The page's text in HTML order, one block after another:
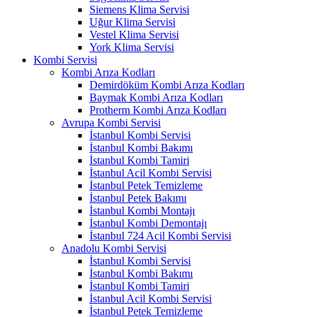
Siemens Klima Servisi
Uğur Klima Servisi
Vestel Klima Servisi
York Klima Servisi
Kombi Servisi
Kombi Arıza Kodları
Demirdöküm Kombi Arıza Kodları
Baymak Kombi Arıza Kodları
Protherm Kombi Arıza Kodları
Avrupa Kombi Servisi
İstanbul Kombi Servisi
İstanbul Kombi Bakımı
İstanbul Kombi Tamiri
İstanbul Acil Kombi Servisi
İstanbul Petek Temizleme
İstanbul Petek Bakımı
İstanbul Kombi Montajı
İstanbul Kombi Demontajı
İstanbul 724 Acil Kombi Servisi
Anadolu Kombi Servisi
İstanbul Kombi Servisi
İstanbul Kombi Bakımı
İstanbul Kombi Tamiri
İstanbul Acil Kombi Servisi
İstanbul Petek Temizleme